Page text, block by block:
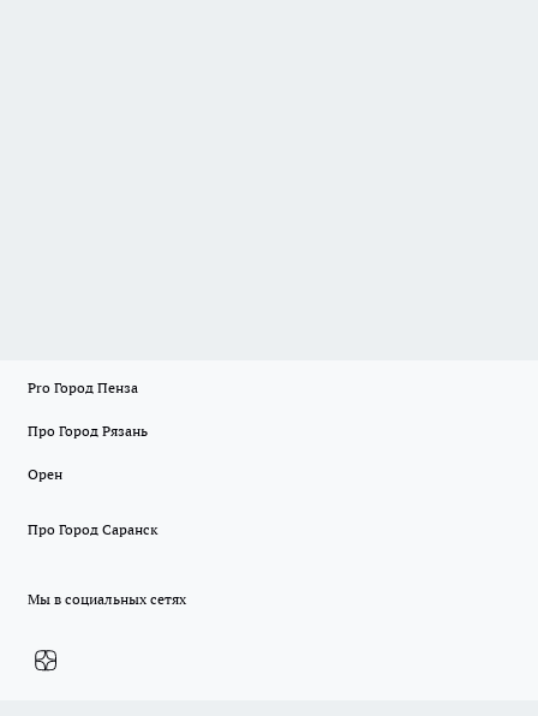
Pro Город Пенза
Про Город Рязань
Орен
Про Город Саранск
Мы в социальных сетях